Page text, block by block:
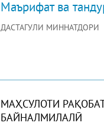
Маърифат ва
ДАСТАГУЛИ МИННАТДОРӢ
МАҲСУЛОТИ
БАЙНАЛМИЛАЛӢ